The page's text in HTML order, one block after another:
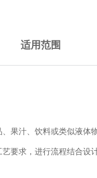
适用范围
果汁、饮料或类似液
要求，进行流程结合设